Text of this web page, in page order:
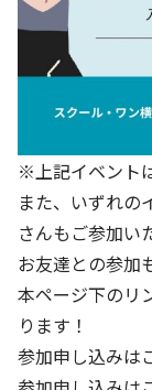
※上記イベント
また、いずれの
さんもご参加い
お友達との参加
本ページ下のリ
ります！
参加申し込みは